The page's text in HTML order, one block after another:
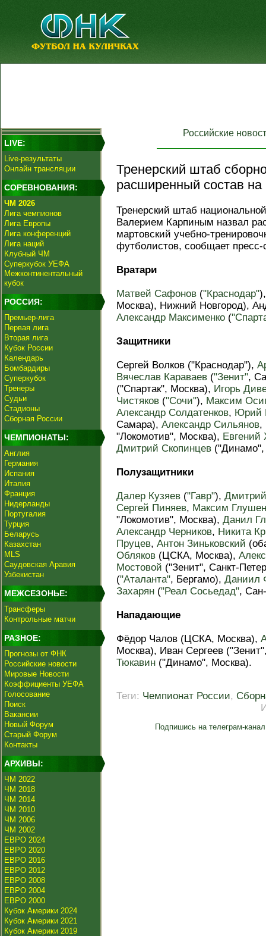
LIVE:
Live-результаты
Онлайн трансляции
СОРЕВНОВАНИЯ:
ЧМ 2026
Лига чемпионов
Лига Европы
Лига конференций
Лига наций
Клубный ЧМ
Суперкубок УЕФА
Межконтинентальный
кубок
РОССИЯ:
Премьер-лига
Первая лига
Вторая лига
Кубок России
Календарь
Бомбардиры
Суперкубок
Тренеры
Судьи
Стадионы
Сборная России
ЧЕМПИОНАТЫ:
Англия
Германия
Испания
Италия
Франция
Нидерланды
Португалия
Турция
Беларусь
Казахстан
MLS
Саудовская Аравия
Узбекистан
МЕЖСЕЗОНЬЕ:
Трансферы
Контрольные матчи
РАЗНОЕ:
Прогнозы от ФНК
Российские новости
Мировые Новости
Коэффициенты УЕФА
Голосование
Поиск
Вакансии
Новый Форум
Старый Форум
Контакты
АРХИВЫ:
ЧМ 2022
ЧМ 2018
ЧМ 2014
ЧМ 2010
ЧМ 2006
ЧМ 2002
ЕВРО 2024
ЕВРО 2020
ЕВРО 2016
ЕВРО 2012
ЕВРО 2008
ЕВРО 2004
ЕВРО 2000
Кубок Америки 2024
Кубок Америки 2021
Кубок Америки 2019
Российские
Тренерский штаб
расширенный состав на
Тренерский штаб
Валерием Карпиным назвал
мартовский учебно-
футболистов, сообщает
Вратари
Матвей Сафонов ("Краснодар"
Москва), Нижний Новгород),
Александр Максименко (
Защитники
Сергей Волков ("Краснодар"),
Вячеслав Караваев ("Зенит",
("Спартак", Москва), Игорь
Чистяков ("Сочи"), Максим
Александр Солдатенков, Юрий
Самара), Александр Сильянов,
"Локомотив", Москва), Евгений
Дмитрий Скопинцев
Полузащитники
Далер Кузяев ("Гавр"),
Сергей Пиняев, Максим
"Локомотив", Москва), Данил
Александр Черников, Никита
Пруцев, Антон Зиньковский
Обляков (ЦСКА, Москва),
Мостовой ("Зенит", Санкт-
("Аталанта", Бергамо), Даниил
Захарян ("Реал Сосьедад",
Нападающие
Фёдор Чалов (ЦСКА, Москва),
Москва), Иван Сергеев
Тюкавин ("Динамо", Москва).
Теги: Чемпионат России,
Подпишись на телеграм-